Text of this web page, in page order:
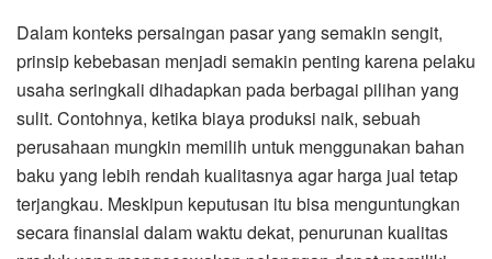
Dalam konteks persaingan pasar yang semakin sengit,
prinsip kebebasan menjadi semakin penting karena pelaku
usaha seringkali dihadapkan pada berbagai pilihan yang
sulit. Contohnya, ketika biaya produksi naik, sebuah
perusahaan mungkin memilih untuk menggunakan bahan
baku yang lebih rendah kualitasnya agar harga jual tetap
terjangkau. Meskipun keputusan itu bisa menguntungkan
secara finansial dalam waktu dekat, penurunan kualitas